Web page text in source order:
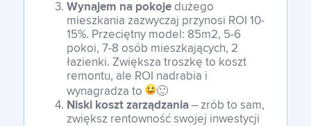
Wynajem na pokoje dużego
mieszkania zazwyczaj przynosi ROI 10-
15%. Przeciętny model: 85m2, 5-6
pokoi, 7-8 osób mieszkających, 2
łazienki. Zwiększa troszkę to koszt
remontu, ale ROI nadrabia i
wynagradza to
🙂
Niski koszt zarządzania – zrób to sam,
zwiększ rentowność swojej inwestycji